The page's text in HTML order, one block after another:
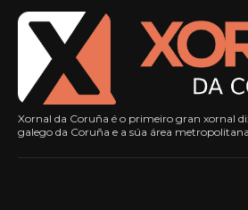
Xornal da Coruña é o primeiro gran xornal
galego da Coruña e a súa área metropolitana